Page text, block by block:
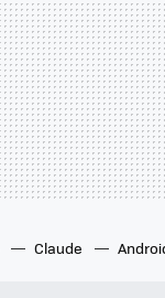
Claude